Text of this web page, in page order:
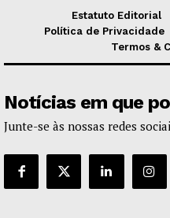
Estatuto Editorial
Política de Privacidade
Termos &
Notícias em que
Junte-se às nossas redes